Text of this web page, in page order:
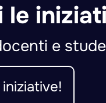
le
e